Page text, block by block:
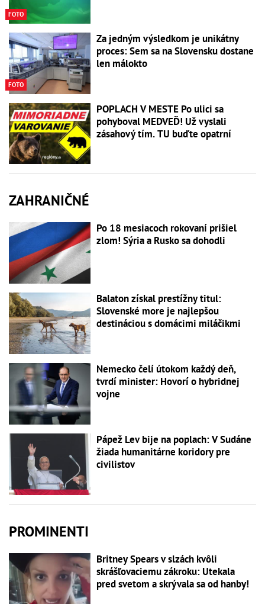
FOTO
FOTO
Za jedným výsledkom je unikátny
proces: Sem sa na Slovensku dostane
len málokto
POPLACH V MESTE Po ulici sa
pohyboval MEDVEĎ! Už vyslali
zásahový tím. TU buďte opatrní
ZAHRANIČNÉ
Po 18 mesiacoch rokovaní prišiel
zlom! Sýria a Rusko sa dohodli
Balaton získal prestížny titul:
Slovenské more je najlepšou
destináciou s domácimi miláčikmi
Nemecko čelí útokom každý deň,
tvrdí minister: Hovorí o hybridnej
vojne
Pápež Lev bije na poplach: V Sudáne
žiada humanitárne koridory pre
civilistov
PROMINENTI
Britney Spears v slzách kvôli
skrášľovaciemu zákroku: Utekala
pred svetom a skrývala sa od hanby!